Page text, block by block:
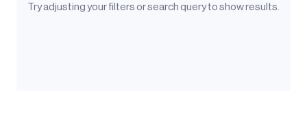
Try adjusting your filters or search query to show results.